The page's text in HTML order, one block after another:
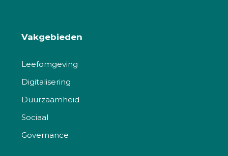
Vakgebieden
Leefomgeving
Digitalisering
Duurzaamheid
Sociaal
Governance